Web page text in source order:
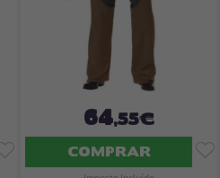
64,55€
COMPRAR